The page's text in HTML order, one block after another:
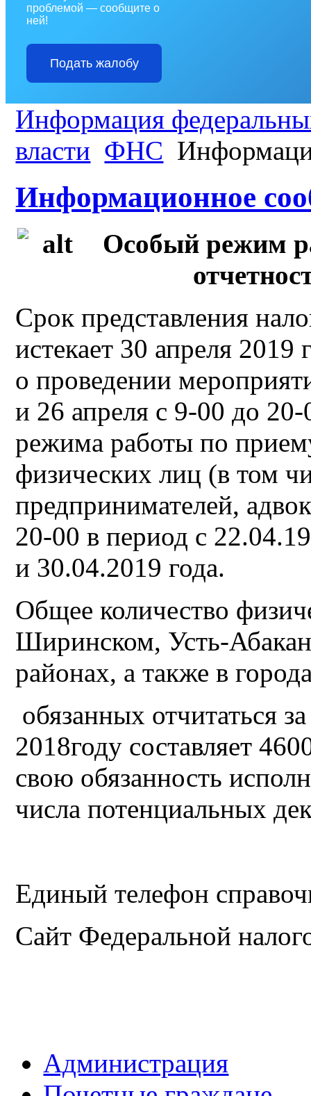
проблемой — сообщите о
ней!
Подать жалобу
Информация
власти ФНС
Информационное
Особый режим
Срок представления
истекает 30 апреля
о проведении
и 26 апреля с 9-00 до
режима работы по
физических лиц (в том
предпринимателей,
20-00 в период с
и 30.04.2019 года.
Общее количество
Ширинском, Усть-
районах, а также в
обязанных отчитаться
2018году составляет
свою обязанность
числа потенциальных
Единый телефон
Сайт Федеральной
Администрация